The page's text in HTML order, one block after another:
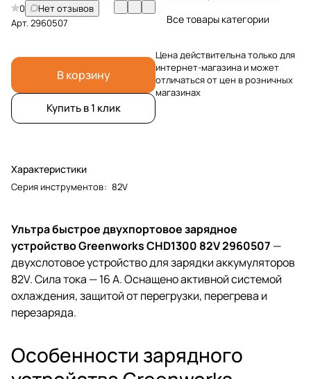
0
Нет отзывов
Арт.2960507
В корзину
Купить в 1 клик
Характеристики
Серия инструментов: 82V
Все товары категории
Цена действительна только для
интернет-магазина и может
отличаться от цен в розничных
магазинах
Ультра быстрое двухпортовое зарядное
устройство Greenworks CHD1300 82V 2960507 —
двухслотовое устройство для зарядки аккумуляторов
82V. Сила тока — 16 А. Оснащено активной системой
охлаждения, защитой от перегрузки, перегрева и
перезаряда.
Особенности зарядного